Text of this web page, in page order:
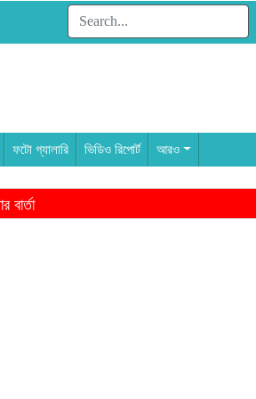
ফটো গ্যালারি ভিডিও রিপোর্ট আরও
বার্তা
৩ এমপি